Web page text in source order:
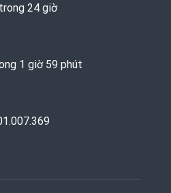
24 giờ
1 giờ 59 phút